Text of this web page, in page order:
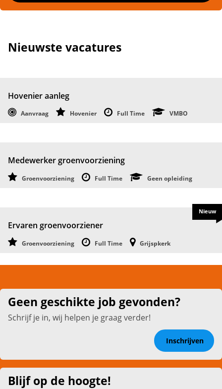
Nieuwste vacatures
Hovenier aanleg
Aanvraag Hovenier Full Time VMBO
Medewerker groenvoorziening
Groenvoorziening Full Time Geen opleiding
Ervaren groenvoorziener
Groenvoorziening Full Time Grijspkerk
Nieuw
Geen geschikte job gevonden?
Schrijf je in, wij helpen je graag verder!
Inschrijven
Blijf op de hoogte!